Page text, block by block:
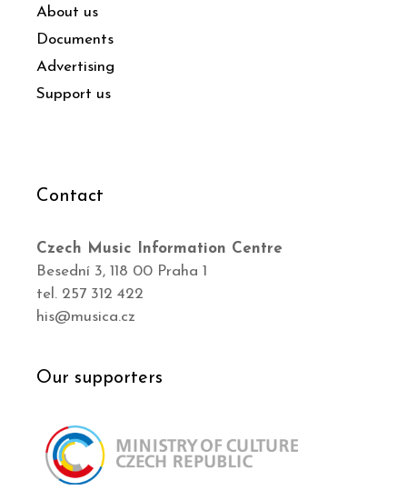
About us
Documents
Advertising
Support us
Contact
Czech Music Information Centre
Besední 3, 118 00 Praha 1
tel. 257 312 422
his@musica.cz
Our supporters